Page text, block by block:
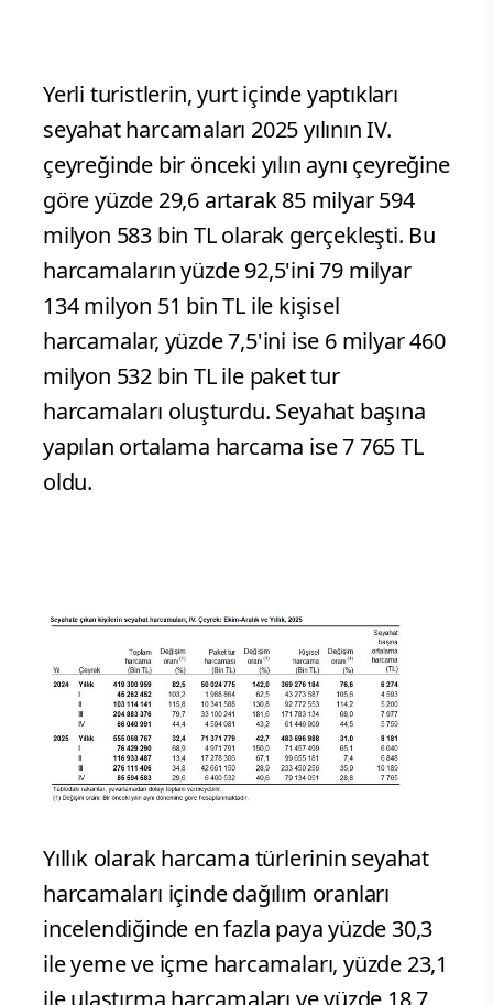
Yerli turistlerin, yurt içinde yaptıkları
seyahat harcamaları 2025 yılının IV.
çeyreğinde bir önceki yılın aynı çeyreğine
göre yüzde 29,6 artarak 85 milyar 594
milyon 583 bin TL olarak gerçekleşti. Bu
harcamaların yüzde 92,5'ini 79 milyar
134 milyon 51 bin TL ile kişisel
harcamalar, yüzde 7,5'ini ise 6 milyar 460
milyon 532 bin TL ile paket tur
harcamaları oluşturdu. Seyahat başına
yapılan ortalama harcama ise 7 765 TL
oldu.
Yıllık olarak harcama türlerinin seyahat
harcamaları içinde dağılım oranları
incelendiğinde en fazla paya yüzde 30,3
ile yeme ve içme harcamaları, yüzde 23,1
ile ulaştırma harcamaları ve yüzde 18,7